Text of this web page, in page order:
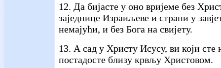
12. Да бијасте у оно вријеме без
заједнице Израиљеве и страни у
немајући, и без Бога на свијету.
13. А сад у Христу Исусу, ви који сте
постадосте близу крвљу Христовом.